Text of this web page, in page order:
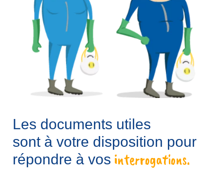
Les documents utiles
sont à votre disposition pour
répondre à vos interrogations.